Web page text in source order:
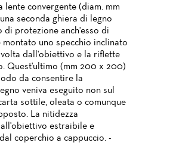
lente convergente (diam. mm
seconda ghiera di legno
di protezione anch'esso di
uno specchio inclinato
dall'obiettivo e la riflette
Quest'ultimo (mm 200 x 200)
da consentire la
veniva eseguito non sul
sottile, oleata o comunque
La nitidezza
estraibile e
coperchio a cappuccio. -